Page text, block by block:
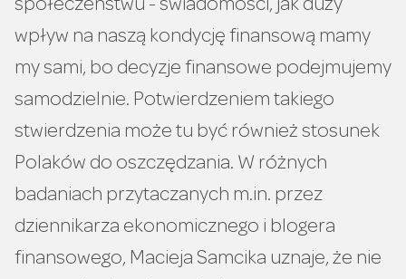
społeczeństwu - świadomości, jak duży
wpływ na naszą kondycję finansową mamy
my sami, bo decyzje finansowe podejmujemy
samodzielnie. Potwierdzeniem takiego
stwierdzenia może tu być również stosunek
Polaków do oszczędzania. W różnych
badaniach przytaczanych m.in. przez
dziennikarza ekonomicznego i blogera
finansowego, Macieja Samcika uznaje, że nie